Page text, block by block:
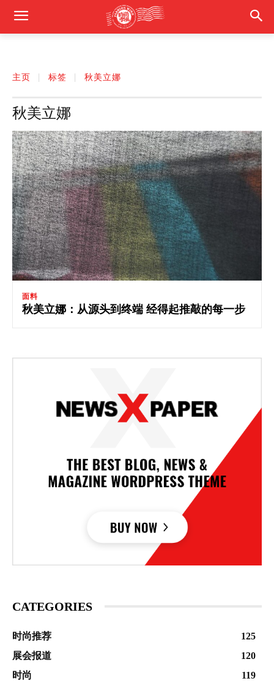
主页 标签 秋美立娜
秋美立娜
面料
秋美立娜：从源头到终端 经得起推敲的每一步
CATEGORIES
时尚推荐
125
展会报道
120
时尚
119